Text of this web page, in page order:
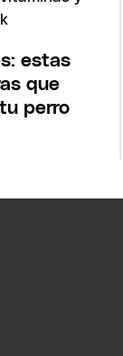
estas
que
perro